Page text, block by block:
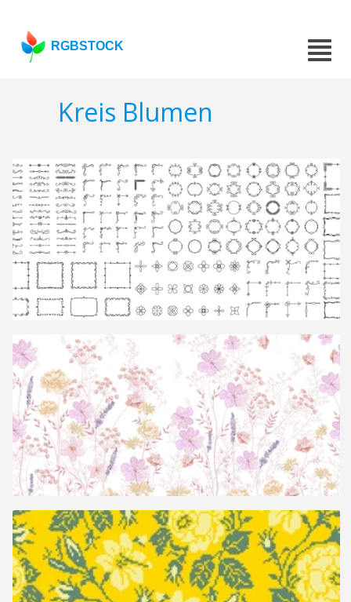
RGBSTOCK
Kreis Blumen